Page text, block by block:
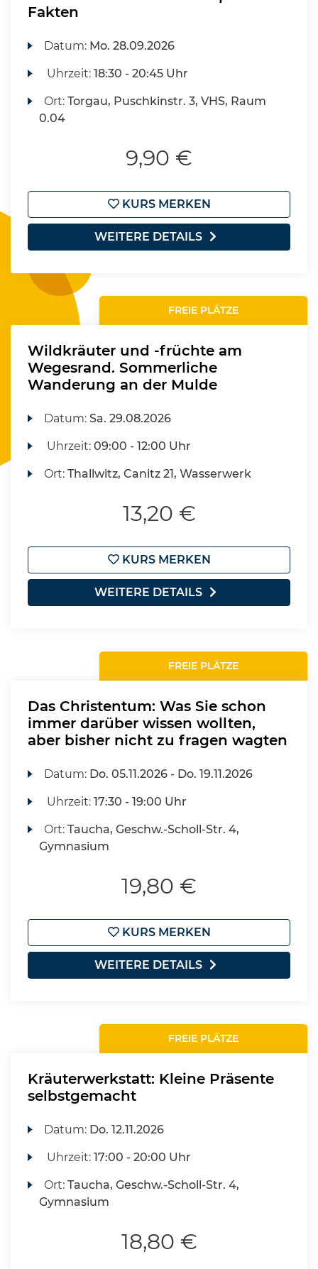
Fakten
Datum: Mo. 28.09.2026
Uhrzeit:18:30 - 20:45 Uhr
Ort:Torgau, Puschkinstr. 3, VHS, Raum
0.04
9,90 €
KURS MERKEN
WEITERE DETAILS
FREIE PLÄTZE
Wildkräuter und -früchte am
Wegesrand. Sommerliche
Wanderung an der Mulde
Datum:Sa. 29.08.2026
Uhrzeit:09:00 - 12:00 Uhr
Ort:Thallwitz, Canitz 21, Wasserwerk
13,20 €
KURS MERKEN
WEITERE DETAILS
FREIE PLÄTZE
Das Christentum: Was Sie schon
immer darüber wissen wollten,
aber bisher nicht zu fragen wagten
Datum: Do. 05.11.2026 - Do. 19.11.2026
Uhrzeit:17:30 - 19:00 Uhr
Ort:Taucha, Geschw.-Scholl-Str. 4,
Gymnasium
19,80 €
KURS MERKEN
WEITERE DETAILS
FREIE PLÄTZE
Kräuterwerkstatt: Kleine Präsente
selbstgemacht
Datum: Do. 12.11.2026
Uhrzeit:17:00 - 20:00 Uhr
Ort:Taucha, Geschw.-Scholl-Str. 4,
Gymnasium
18,80 €